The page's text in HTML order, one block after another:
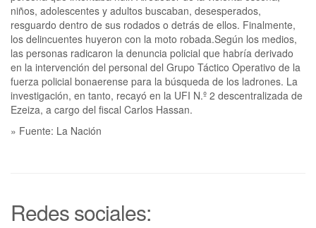
niños, adolescentes y adultos buscaban, desesperados,
resguardo dentro de sus rodados o detrás de ellos. Finalmente,
los delincuentes huyeron con la moto robada.Según los medios,
las personas radicaron la denuncia policial que habría derivado
en la intervención del personal del Grupo Táctico Operativo de la
fuerza policial bonaerense para la búsqueda de los ladrones. La
investigación, en tanto, recayó en la UFI N.º 2 descentralizada de
Ezeiza, a cargo del fiscal Carlos Hassan.
» Fuente: La Nación
Redes sociales: